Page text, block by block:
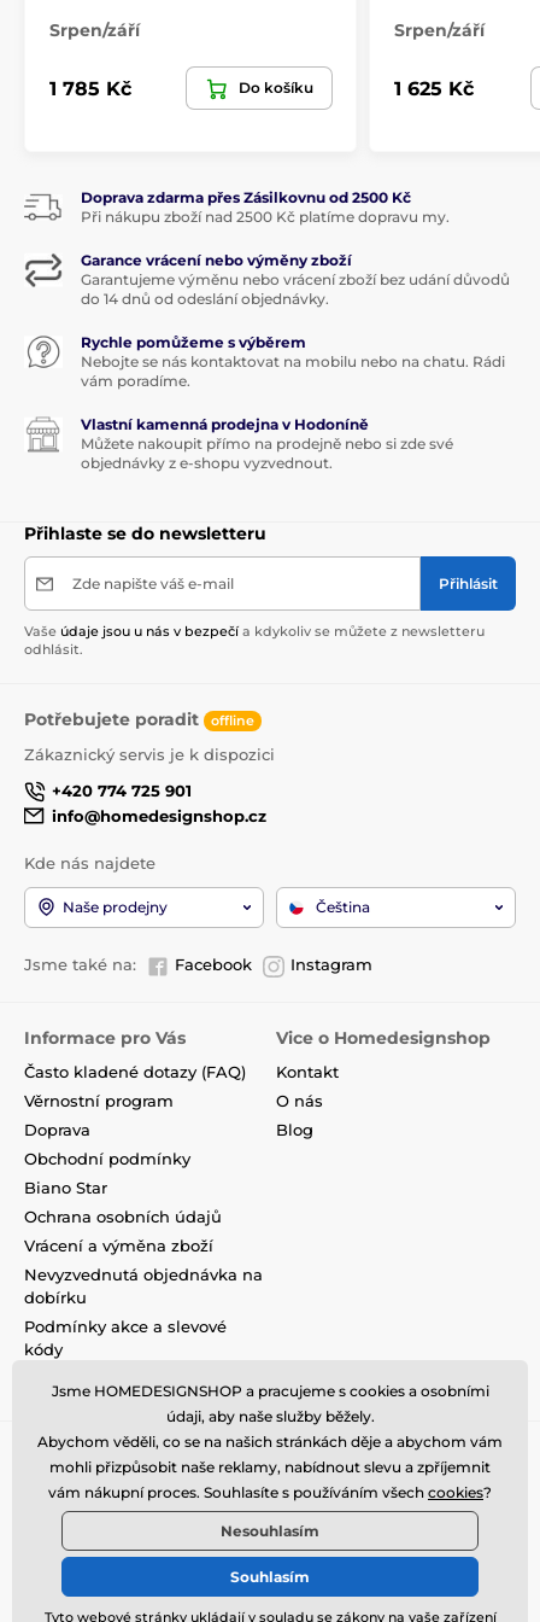
Vánoční stolování TOY'S DELIGHT
Srpen/září
1 785 Kč Do košíku
Srpen/září
1 625 Kč
Doprava zdarma přes Zásilkovnu od 2500 Kč
Při nákupu zboží nad 2500 Kč platíme dopravu my.
Garance vrácení nebo výměny zboží
Garantujeme výměnu nebo vrácení zboží bez udání důvodů
do 14 dnů od odeslání objednávky.
Rychle pomůžeme s výběrem
Nebojte se nás kontaktovat na mobilu nebo na chatu. Rádi
vám poradíme.
Vlastní kamenná prodejna v Hodoníně
Můžete nakoupit přímo na prodejně nebo si zde své
objednávky z e-shopu vyzvednout.
Přihlaste se do newsletteru
Zde napište váš e-mail Přihlásit
Vaše údaje jsou u nás v bezpečí a kdykoliv se můžete z newsletteru
odhlásit.
Potřebujete poradit offline
Zákaznický servis je k dispozici
+420 774 725 901
info@homedesignshop.cz
Kde nás najdete
Naše prodejny Čeština
Jsme také na: Facebook Instagram
Informace pro Vás
Často kladené dotazy (FAQ)
Věrnostní program
Doprava
Obchodní podmínky
Biano Star
Ochrana osobních údajů
Vrácení a výměna zboží
Nevyzvednutá objednávka na
dobírku
Podmínky akce a slevové
kódy
Vice o Homedesignshop
Kontakt
O nás
Blog
Jsme HOMEDESIGNSHOP a pracujeme s cookies a osobními
údaji, aby naše služby běžely.
Abychom věděli, co se na našich stránkách děje a abychom vám
mohli přizpůsobit naše reklamy, nabídnout slevu a zpříjemnit
vám nákupní proces. Souhlasíte s používáním všech cookies?
Nesouhlasím
Souhlasím
Tyto webové stránky ukládají v souladu se zákony na vaše zařízení